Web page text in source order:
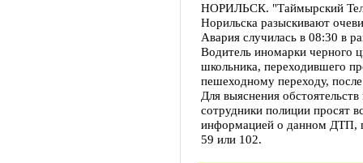
НОРИЛЬСК. "Таймырский
Норильска разыскивают
Авария случилась в 08:30 в
Водитель иномарки черного
школьника, переходившего
пешеходному переходу,
Для выяснения
сотрудники полиции просят
информацией о данном ДТП,
59 или 102.